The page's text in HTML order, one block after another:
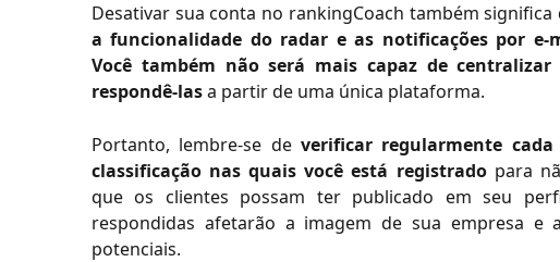
Desativar sua conta no rankingCoach também significa
a funcionalidade do radar e as notificações por e-
Você também não será mais capaz de
respondê-lasa partir de uma única plataforma.
Portanto, lembre-se de verificar regularmente
classificação nas quais você está registradopara
que os clientes possam ter publicado em seu
respondidas afetarão a imagem de sua empresa e
potenciais.